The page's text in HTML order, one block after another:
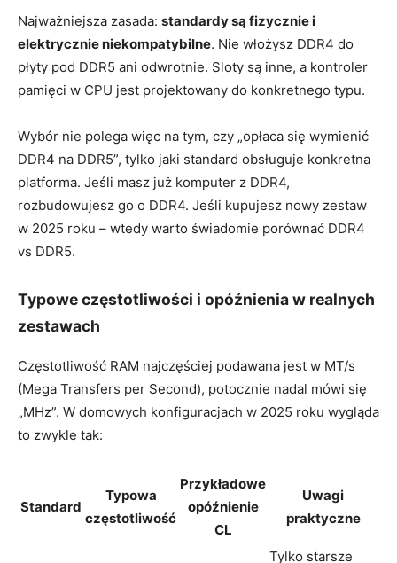
Najważniejsza zasada: standardy są fizycznie i
elektrycznie niekompatybilne. Nie włożysz DDR4 do
płyty pod DDR5 ani odwrotnie. Sloty są inne, a kontroler
pamięci w CPU jest projektowany do konkretnego typu.
Wybór nie polega więc na tym, czy „opłaca się wymienić
DDR4 na DDR5”, tylko jaki standard obsługuje konkretna
platforma. Jeśli masz już komputer z DDR4,
rozbudowujesz go o DDR4. Jeśli kupujesz nowy zestaw
w 2025 roku – wtedy warto świadomie porównać DDR4
vs DDR5.
Typowe częstotliwości i opóźnienia w realnych
zestawach
Częstotliwość RAM najczęściej podawana jest w MT/s
(Mega Transfers per Second), potocznie nadal mówi się
„MHz”. W domowych konfiguracjach w 2025 roku wygląda
to zwykle tak:
Standard
Typowa
częstotliwość
Przykładowe
opóźnienie
CL
Uwagi
praktyczne
Tylko starsze